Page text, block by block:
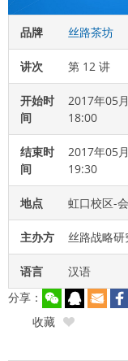
品牌 丝路茶坊
讲次 第 12 讲
开始时
间
2017年05
18:00
结束时
间
2017年05
19:30
地点 虹口校区-
主办方 丝路战略研
语言
汉语
分享：
收藏